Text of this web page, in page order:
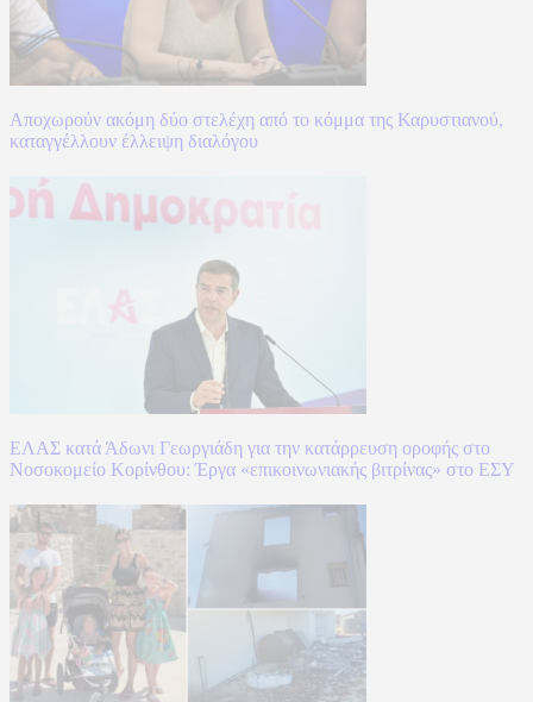
Αποχωρούν ακόμη δύο στελέχη από το κόμμα της Καρυστιανού,
καταγγέλλουν έλλειψη διαλόγου
ΕΛΑΣ κατά Άδωνι Γεωργιάδη για την κατάρρευση οροφής στο
Νοσοκομείο Κορίνθου: Έργα «επικοινωνιακής βιτρίνας» στο ΕΣΥ